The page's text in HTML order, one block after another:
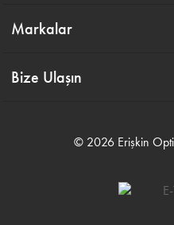
Markalar
Bize Ulaşın
© 2026 Erişkin